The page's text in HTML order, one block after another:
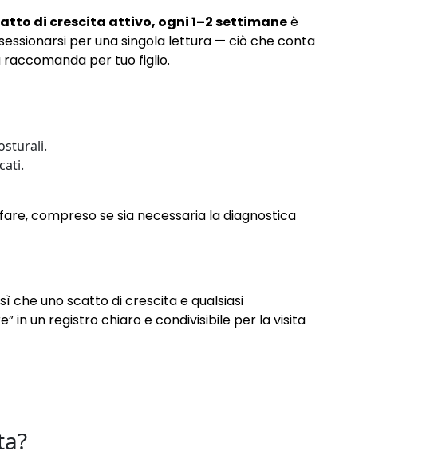
di crescita attivo, ogni 1–2 settimaneè
per una singola lettura — ciò che conta
raccomanda per tuo figlio.
compreso se sia necessaria la diagnostica
che uno scatto di crescita e qualsiasi
in un registro chiaro e condivisibile per la visita